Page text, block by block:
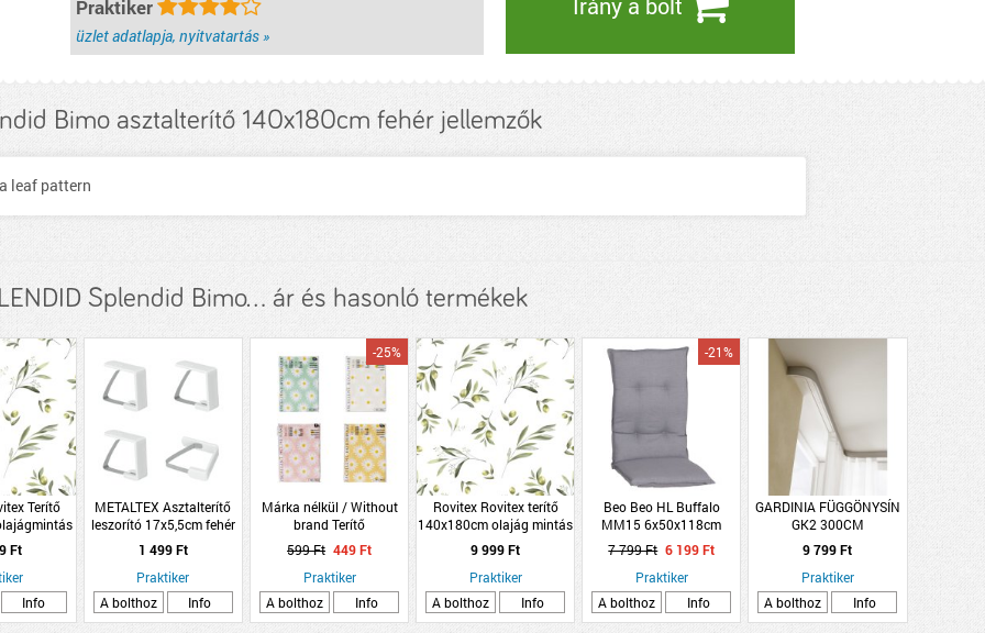
Praktiker
üzlet adatlapja, nyitvatartás »
Bimo asztalterítő 140x180cm fehér jellemzők
leaf pattern
Splendid Bimo... ár és hasonló termékek
Terítő
Ft
Info
METALTEX Asztalterítő
leszorító 17x5,5cm fehér
fém-műanyag
1 499 Ft
Praktiker
A bolthoz
Info
Márka nélkül / Without
brand Terítő
130x180x0.1cm 4-féle
virág minta PEVA
/Poliészter hátoldallal
-25%
599 Ft 449 Ft
Praktiker
A bolthoz
Info
Rovitex Rovitex terítő
140x180cm olajág mintás
poliészter
9 999 Ft
Praktiker
A bolthoz
Info
Beo Beo HL Buffalo
MM15 6x50x118cm
szürkemagastámlás
párna
-21%
7 799 Ft 6 199 Ft
Praktiker
A bolthoz
Info
GARDINIA FÜGGÖNYSÍN
GK2 300CM
9 799 Ft
Praktiker
A bolthoz
Info